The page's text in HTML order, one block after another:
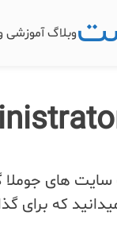
وبلاگ